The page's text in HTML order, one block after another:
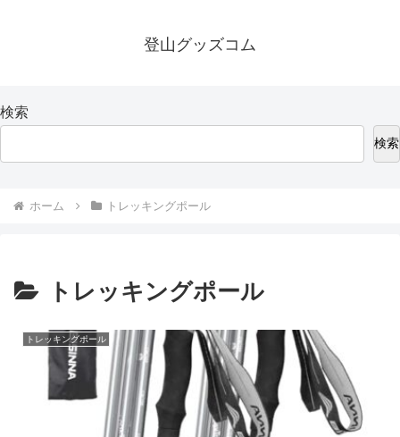
登山グッズコム
検索
検索
ホーム トレッキングポール
トレッキングポール
トレッキングポール